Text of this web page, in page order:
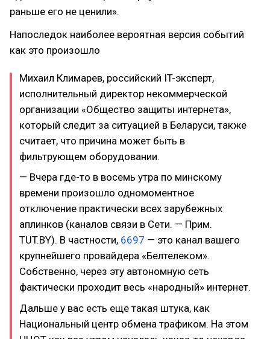
раньше его не ценили».
Напоследок наиболее вероятная версия событий
как это произошло
Михаил Климарев, российский IT-эксперт,
исполнительный директор некоммерческой
организации «Общество защиты интернета»,
который следит за ситуацией в Беларуси, также
считает, что причина может быть в
фильтрующем оборудовании.
— Вчера где-то в восемь утра по минскому
времени произошло одномоментное
отключение практически всех зарубежных
аплинков (каналов связи в Сети. — Прим.
TUT.BY). В частности, 6697 — это канал вашего
крупнейшего провайдера «Белтелеком».
Собственно, через эту автономную сеть
фактически проходит весь «народный» интернет.
Дальше у вас есть еще такая штука, как
Национальный центр обмена трафиком. На этом